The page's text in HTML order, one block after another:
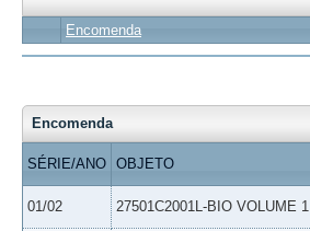
Encomenda
Encomenda
SÉRIE/ANO OBJETO
01/02 27501C2001L-BIO VOLUME 1